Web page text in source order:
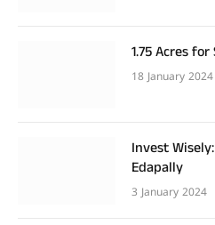
1.75 Acres
18 January 2024
Invest
Edapally
3 January 2024